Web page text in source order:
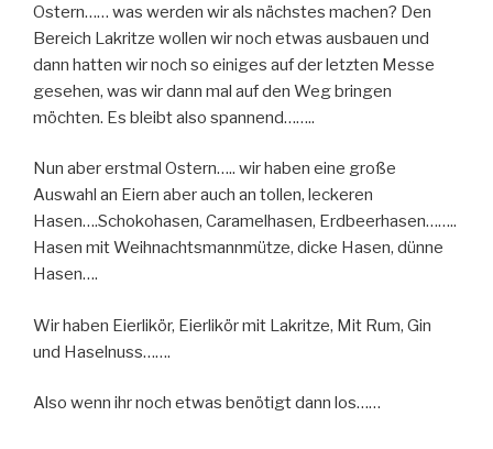
Ostern…… was werden wir als nächstes machen? Den
Bereich Lakritze wollen wir noch etwas ausbauen und
dann hatten wir noch so einiges auf der letzten Messe
gesehen, was wir dann mal auf den Weg bringen
möchten. Es bleibt also spannend……..
Nun aber erstmal Ostern….. wir haben eine große
Auswahl an Eiern aber auch an tollen, leckeren
Hasen….Schokohasen, Caramelhasen, Erdbeerhasen……..
Hasen mit Weihnachtsmannmütze, dicke Hasen, dünne
Hasen….
Wir haben Eierlikör, Eierlikör mit Lakritze, Mit Rum, Gin
und Haselnuss…….
Also wenn ihr noch etwas benötigt dann los……